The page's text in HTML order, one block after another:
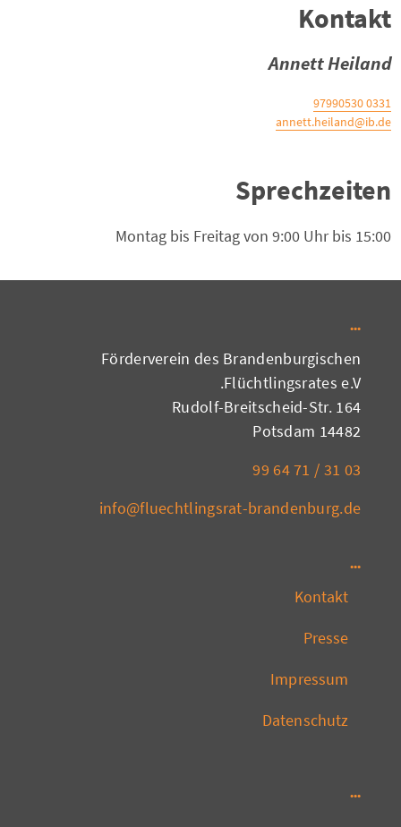
Kontakt
Annett Heiland
0331 97990530
annett.heiland@ib.de
Sprechzeiten
Montag bis Freitag von 9:00 Uhr bis 15:00
Förderverein des Brandenburgischen
Flüchtlingsrates e.V.
Rudolf-Breitscheid-Str. 164
14482 Potsdam
03 31 / 71 64 99
info@fluechtlingsrat-brandenburg.de
Kontakt
Presse
Impressum
Datenschutz